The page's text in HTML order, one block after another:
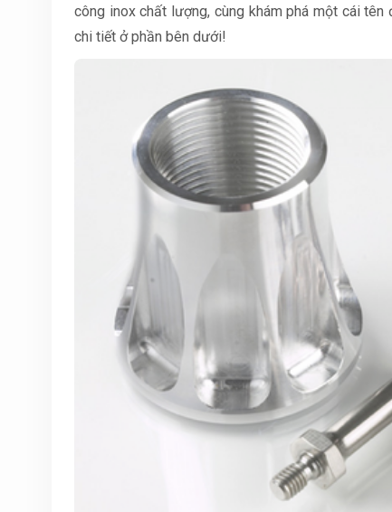
công inox chất lượng, cùng khám phá một cái
chi tiết ở phần bên dưới!